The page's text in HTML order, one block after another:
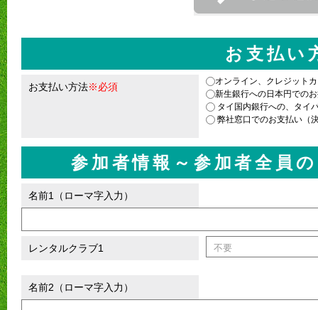
お支払い
お支払い方法※必須
オンライン、クレジット
新生銀行への日本円での
タイ国内銀行への、タイ
弊社窓口でのお支払い（
参加者情報～参加者全員
名前1（ローマ字入力）
レンタルクラブ1
名前2（ローマ字入力）